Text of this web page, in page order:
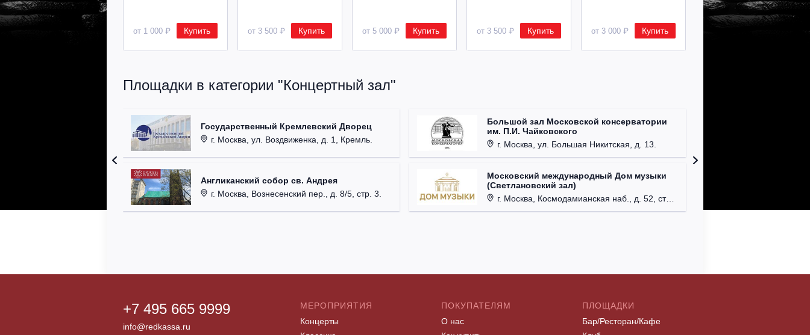
от 1 000 ₽ Купить от 3 500 ₽ Купить от 5 000 ₽ Купить от 3 500 ₽ Купить от 3 000 ₽ Купить
Площадки в категории "Концертный зал"
Государственный Кремлевский Дворец
г. Москва, ул. Воздвиженка, д. 1, Кремль.
Англиканский собор св. Андрея
г. Москва, Вознесенский пер., д. 8/5, стр. 3.
Большой зал Московской консерватории
им. П.И. Чайковского
г. Москва, ул. Большая Никитская, д. 13.
Московский международный Дом музыки
(Светлановский зал)
г. Москва, Космодамианская наб., д. 52, стр. 8.
+7 495 665 9999
info@redkassa.ru
МЕРОПРИЯТИЯ
Концерты
ПОКУПАТЕЛЯМ
О нас
ПЛОЩАДКИ
Бар/Ресторан/Кафе